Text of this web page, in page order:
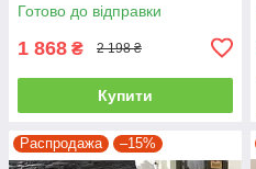
Готово до відправки
1 868 ₴ 2 198 ₴
Купити
Распродажа –15%